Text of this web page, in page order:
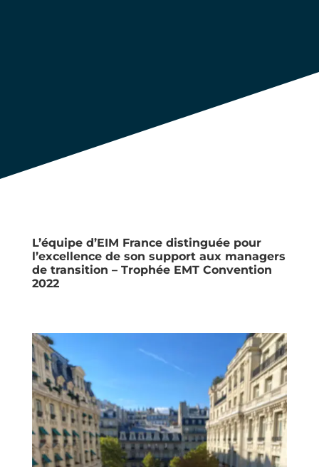
L’équipe d’EIM France distinguée pour
l’excellence de son support aux managers
de transition – Trophée EMT Convention
2022